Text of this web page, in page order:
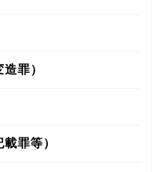
罪）
罪等）